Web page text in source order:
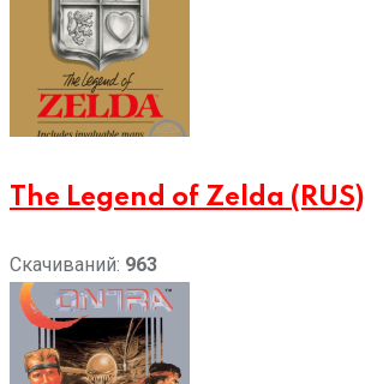
The Legend of Zelda (RUS)
Скачиваний: 963